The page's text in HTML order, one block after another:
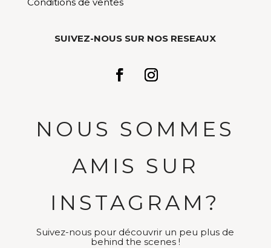
SUIVEZ-NOUS SUR NOS RESEAUX
NOUS SOMMES
AMIS SUR
INSTAGRAM?
Suivez-nous pour découvrir un peu plus de
behind the scenes !